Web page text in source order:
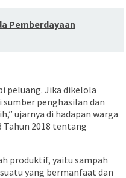
Pemberdayaan
peluang. Jika dikelola
sumber penghasilan dan
ujarnya di hadapan warga
Tahun 2018 tentang
produktif, yaitu sampah
yang bermanfaat dan